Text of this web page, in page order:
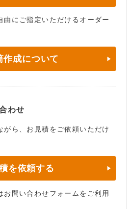
由にご指定いただけるオーダー
作成について
わせ
がら、お見積をご依頼いただけ
を依頼する
お問い合わせフォームをご利用